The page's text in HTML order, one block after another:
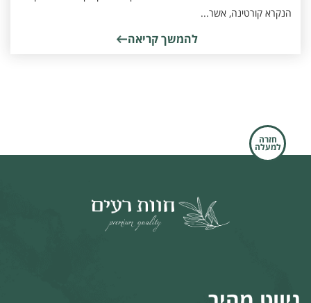
הנקרא קורטינה, אשר...
להמשך קריאה
חזרה
למעלה